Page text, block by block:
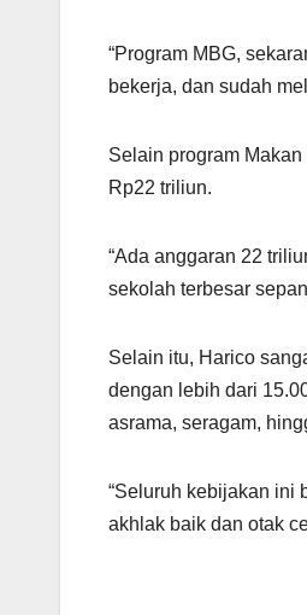
“Program MBG,
bekerja, dan sudah
Selain program
Rp22 triliun.
“Ada anggaran 22
sekolah terbesar
Selain itu, Harico
dengan lebih dari
asrama, seragam,
“Seluruh kebijakan ini
akhlak baik dan otak